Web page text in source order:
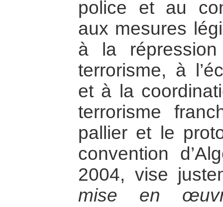
police et au
aux mesures
à la
terrorisme, à
et à la
terrorisme
pallier et le
convention
2004, vise
mise en